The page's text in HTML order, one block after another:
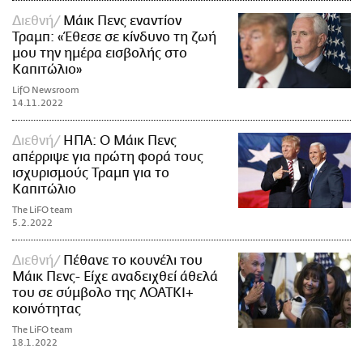
Διεθνή
Μάικ Πενς εναντίον
Τραμπ: «Έθεσε σε κίνδυνο τη ζωή
μου την ημέρα εισβολής στο
Καπιτώλιο»
LifO Newsroom
14.11.2022
Διεθνή
ΗΠΑ: Ο Μάικ Πενς
απέρριψε για πρώτη φορά τους
ισχυρισμούς Τραμπ για το
Καπιτώλιο
The LiFO team
5.2.2022
Διεθνή
Πέθανε το κουνέλι του
Μάικ Πενς- Είχε αναδειχθεί άθελά
του σε σύμβολο της ΛΟΑΤΚΙ+
κοινότητας
The LiFO team
18.1.2022